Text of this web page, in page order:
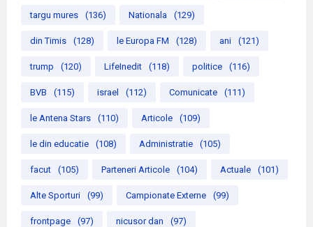
targu mures (136) Nationala (129)
din Timis (128) le Europa FM (128) ani (121)
trump (120) LifeInedit (118) politice (116)
BVB (115) israel (112) Comunicate (111)
le Antena Stars (110) Articole (109)
le din educatie (108) Administratie (105)
facut (105) Parteneri Articole (104) Actuale (101)
Alte Sporturi (99) Campionate Externe (99)
frontpage (97) nicusor dan (97)